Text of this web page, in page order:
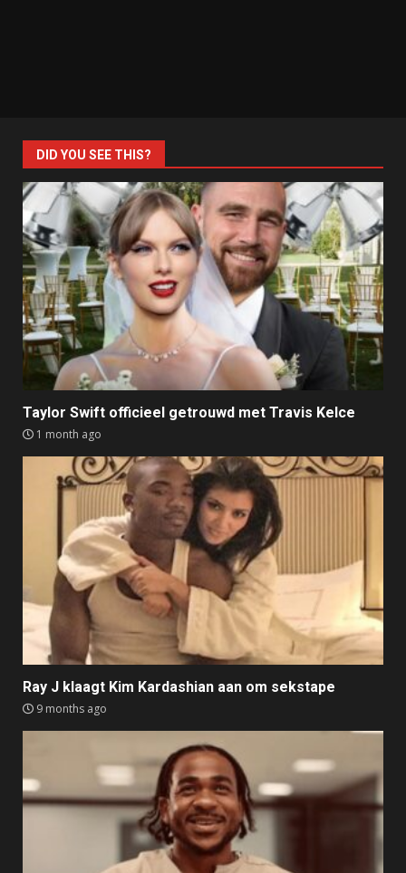
DID YOU SEE THIS?
Taylor Swift officieel getrouwd met Travis Kelce
1 month ago
Ray J klaagt Kim Kardashian aan om sekstape
9 months ago